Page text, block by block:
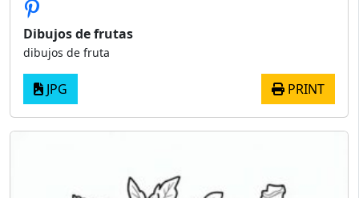
Dibujos de frutas
dibujos de fruta
JPG PRINT